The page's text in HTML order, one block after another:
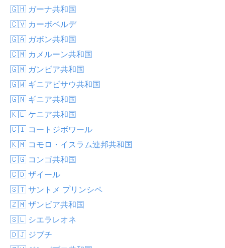
🇬🇭 ガーナ共和国
🇨🇻 カーボベルデ
🇬🇦 ガボン共和国
🇨🇲 カメルーン共和国
🇬🇲 ガンビア共和国
🇬🇼 ギニアビサウ共和国
🇬🇳 ギニア共和国
🇰🇪 ケニア共和国
🇨🇮 コートジボワール
🇰🇲 コモロ・イスラム連邦共和国
🇨🇬 コンゴ共和国
🇨🇩 ザイール
🇸🇹 サントメ プリンシペ
🇿🇲 ザンビア共和国
🇸🇱 シエラレオネ
🇩🇯 ジブチ